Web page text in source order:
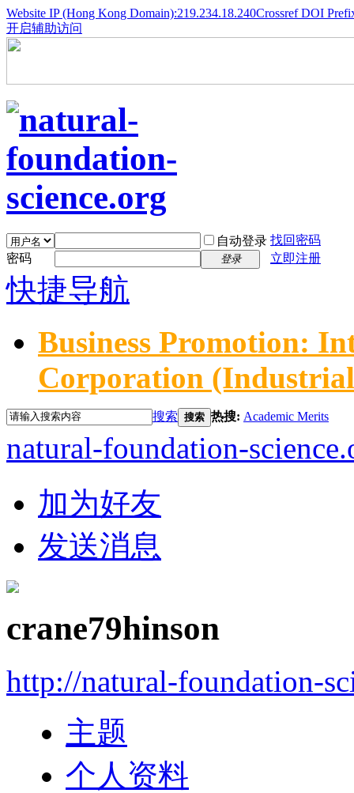
Website IP (Hong Kong Domain):219.234.18.240Crossref DOI
开启辅助访问
自动登录 找回密码
密码
登录 立即注册
快捷导航
Business Promotion:
Corporation
搜索 搜索 热搜: Academic Merits
natural-foundation-
加为好友
发送消息
crane79hinson
http://natural-foundation-
主题
个人资料